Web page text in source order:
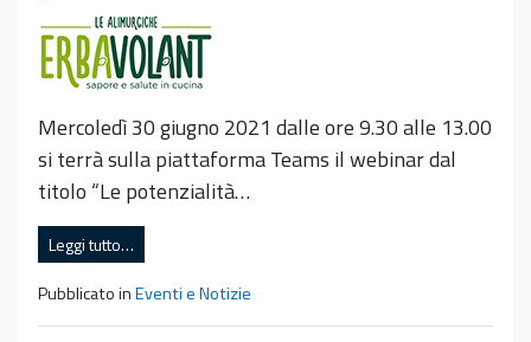
Mercoledì 30 giugno 2021 dalle ore 9.30 alle 13.00
si terrà sulla piattaforma Teams il webinar dal
titolo “Le potenzialità…
Leggi tutto…
Pubblicato inEventi e Notizie